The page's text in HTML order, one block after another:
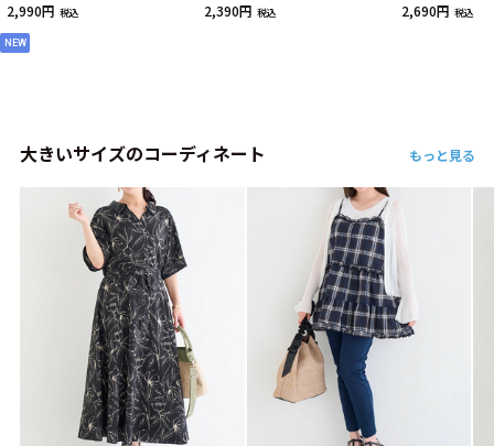
2,990円 税込
NEW
2,390円 税込 2,690円 税込
大きいサイズのコーディネート もっと見る